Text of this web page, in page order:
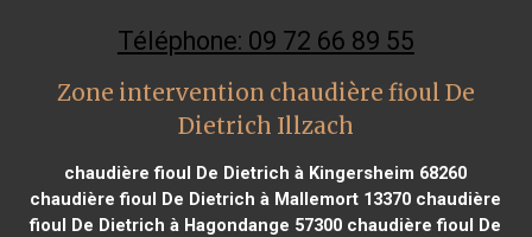
Téléphone: 09 72 66 89 55
Zone intervention chaudière fioul De
Dietrich Illzach
chaudière fioul De Dietrich à Kingersheim 68260
chaudière fioul De Dietrich à Mallemort 13370 chaudière
fioul De Dietrich à Hagondange 57300 chaudière fioul De